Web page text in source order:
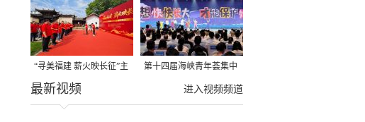
味→
“寻美福建 薪火映长征”主
题活动在龙岩长汀启动
第十四届海峡青年荟集中
阶段活动在福州举行
进入视频频道
最新视频